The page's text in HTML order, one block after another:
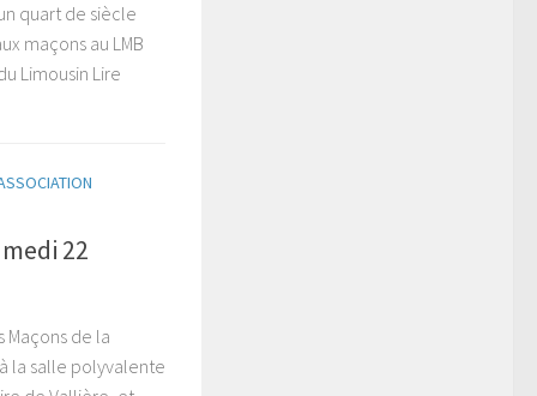
quart de siècle
maçons au LMB
Limousin Lire
22
Maçons de la
la salle polyvalente